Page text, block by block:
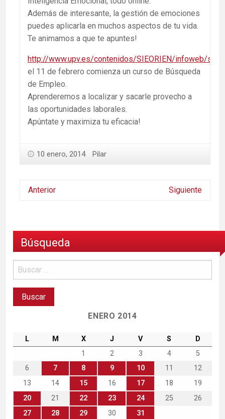
Además de interesante, la gestión de emociones
puedes aplicarla en muchos aspectos de tu vida.
Te animamos a que te apuntes!
http://www.upv.es/contenidos/SIEORIEN/infoweb/
el 11 de febrero comienza un curso de Búsqueda
de Empleo.
Aprenderemos a localizar y sacarle provecho a
las oportunidades laborales.
Apúntate y maximiza tu eficacia!
10 enero, 2014 Pilar
Anterior Siguiente
Búsqueda
ENERO 2014
L M X J V S
D
1
2 3 4
5
6
7 8 9 10 11
12
13
14 15 16 17 18
19
20
21 22 23 24 25
26
27
28 29 30 31